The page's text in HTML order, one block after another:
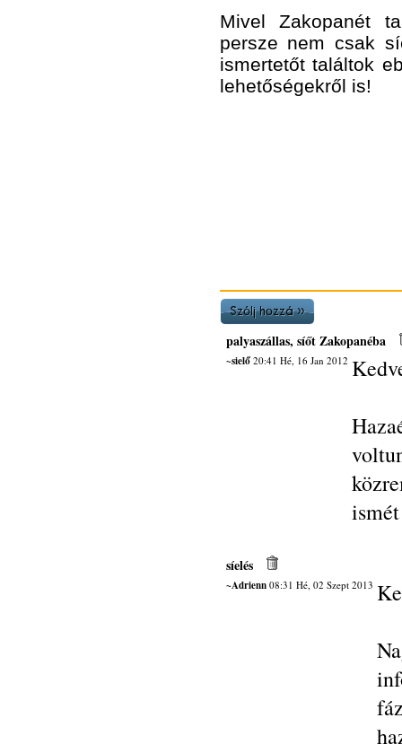
Mivel Zakopanét
persze nem csak
ismertetőt találtok
lehetőségekről is!
palyaszállas, síőt Zakopanéba
~sielő20:41 Hé, 16 Jan 2012
síelés
~Adrienn08:31 Hé, 02 Szept 2013